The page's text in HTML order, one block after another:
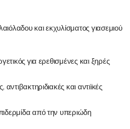
και εκχυλίσματος γιασεμιού
για ερεθισμένες και ξηρές
αντιβακτηριδιακές και αντιϊκές
από την υπεριώδη